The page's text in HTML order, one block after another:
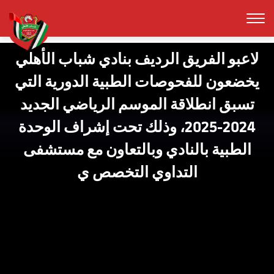
لاعبو الفريق الرديف بنادي شباب الأهلي
يخضعون للفحوصات الطبية الدورية التي
تسبق انطلاقة الموسم الرياضي الجديد
2024-2025، وذلك تحت إشراف الوحدة
الطبية بالنادي وبالتعاون مع مستشفى
التداوي التخصص ي